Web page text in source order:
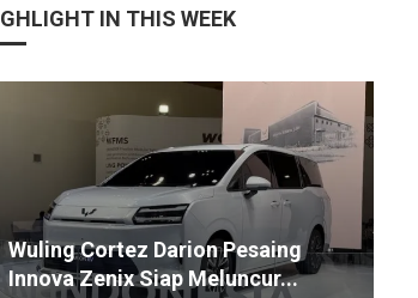
IN THIS WEEK
Wuling Cortez Darion Pesaing
Innova Zenix Siap Meluncur...